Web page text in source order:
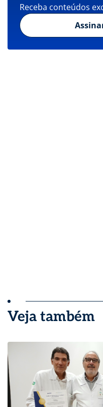
Receba conteúdos
Veja também